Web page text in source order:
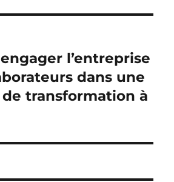
l’entreprise
dans une
transformation à